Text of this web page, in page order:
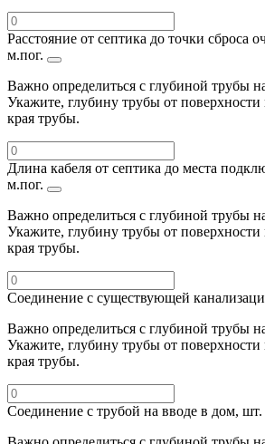
Расстояние от септика до точки сброса
м.пог.
Важно определиться с глубиной трубы
Укажите, глубину трубы от
края трубы.
Длина кабеля от септика до места
м.пог.
Важно определиться с глубиной трубы
Укажите, глубину трубы от
края трубы.
Соединение с существующей
Важно определиться с глубиной трубы
Укажите, глубину трубы от
края трубы.
Соединение с трубой на вводе в дом, шт.